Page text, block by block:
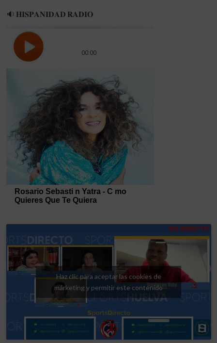
🔉 𝐇𝐈𝐒𝐏𝐀𝐍𝐈𝐃𝐀𝐃 𝐑𝐀𝐃𝐈𝐎
Haz clic para aceptar las cookies de
márketing y permitir este contenido